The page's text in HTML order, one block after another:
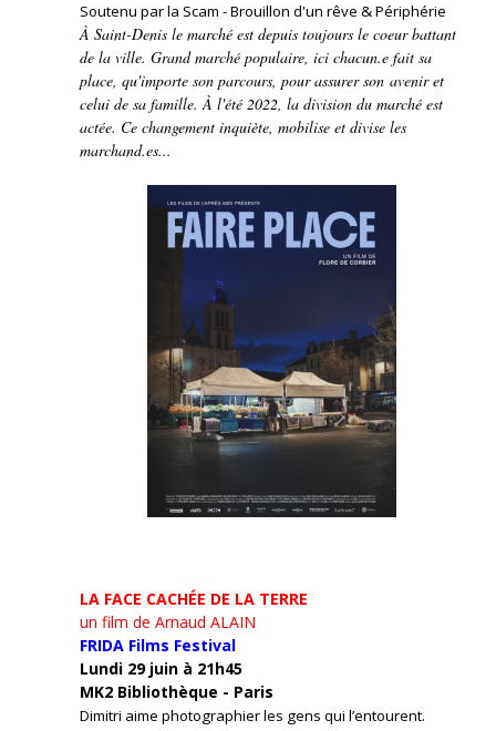
Soutenu par la Scam - Brouillon d'un rêve & Périphérie
À Saint-Denis le marché est depuis toujours le coeur battant
de la ville. Grand marché populaire, ici chacun.e fait sa
place, qu'importe son parcours, pour assurer son avenir et
celui de sa famille. À l'été 2022, la division du marché est
actée. Ce changement inquiète, mobilise et divise les
marchand.es...
LA FACE CACHÉE DE LA TERRE
un film de Arnaud ALAIN
FRIDA Films Festival
Lundi 29 juin à 21h45
MK2 Bibliothèque - Paris
Dimitri aime photographier les gens qui l’entourent.